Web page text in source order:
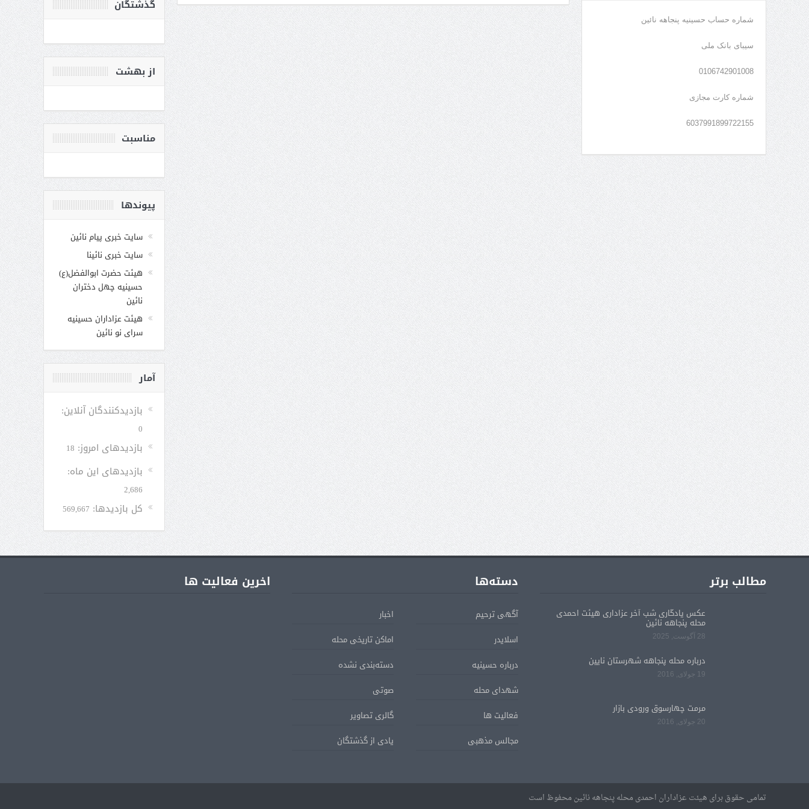
گذشتگان
از بهشت
مناسبت
پیوندها
سایت خبری پیام نائین
سایت خبری نائینا
هیئت حضرت ابوالفضل(ع)
حسینیه چهل دختران
نائین
هیئت عزاداران حسینیه
سرای نو نائین
آمار
بازدیدکنندگان آنلاین:
0
بازدیدهای امروز: 18
بازدیدهای این ماه:
2,686
کل بازدیدها: 569,667
شماره حساب حسینیه پنجاهه نائین
سیبای بانک ملی
0106742901008
شماره کارت مجازی
6037991899722155
مطالب برتر
عکس یادگاری شب آخر عزاداری هیئت احمدی
محله پنجاهه نائین
28 آگوست, 2025
درباره محله پنجاهه شهرستان نایین
19 جولای, 2016
مرمت چهارسوق ورودی بازار
20 جولای, 2016
دسته‌ها
آگهی ترحیم
اخبار
اسلایدر
اماکن تاریخی محله
درباره حسینیه
دسته‌بندی نشده
شهدای محله
صوتی
فعالیت ها
گالری تصاویر
مجالس مذهبی
یادی از گذشتگان
اخرین فعالیت ها
تمامی حقوق برای هیئت عزاداران احمدی محله پنجاهه نائین محفوظ است